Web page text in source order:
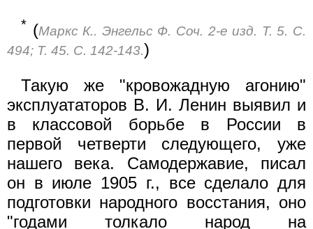
* (Маркс К.. Энгельс Ф. Соч. 2-е изд. Т. 5. С.
494; Т. 45. С. 142-143.)
Такую же "кровожадную агонию"
эксплуататоров В. И. Ленин выявил и
в классовой борьбе в России в
первой четверти следующего, уже
нашего века. Самодержавие, писал
он в июле 1905 г., все сделало для
подготовки народного восстания, оно
"годами толкало народ на